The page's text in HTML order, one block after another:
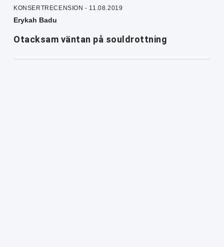
KONSERTRECENSION - 11.08.2019
Erykah Badu
Otacksam väntan på souldrottning